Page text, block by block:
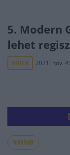
5. Modern
lehet
HÍREK 2021. nov. 4.
#MNB